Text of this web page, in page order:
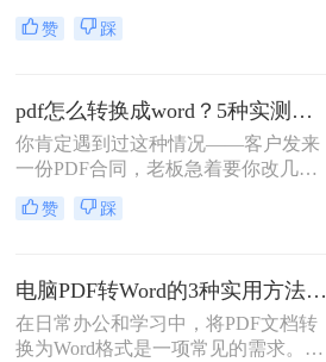
接打开PDF（免费、无损）、再用
Google Drive在线转换（免费、云
底。
赞 踩
pdf怎么转换成word？5种实测方法，从免费到专业全攻略！
你肯定遇到过这种情况——客户发来
一份PDF合同，老板急着要你改几个
字；老师上传的PDF课件，你想复制
一段做笔记；或者自己扫描的纸质文
者，“pdf怎么转换成word”绝对是高频
刚需。
赞 踩
电脑PDF转Word的3种实用方法对比：转换软件、Word内置功能与在线工具详解！
在日常办公和学习中，将PDF文档转
换为Word格式是一项常见的需求。